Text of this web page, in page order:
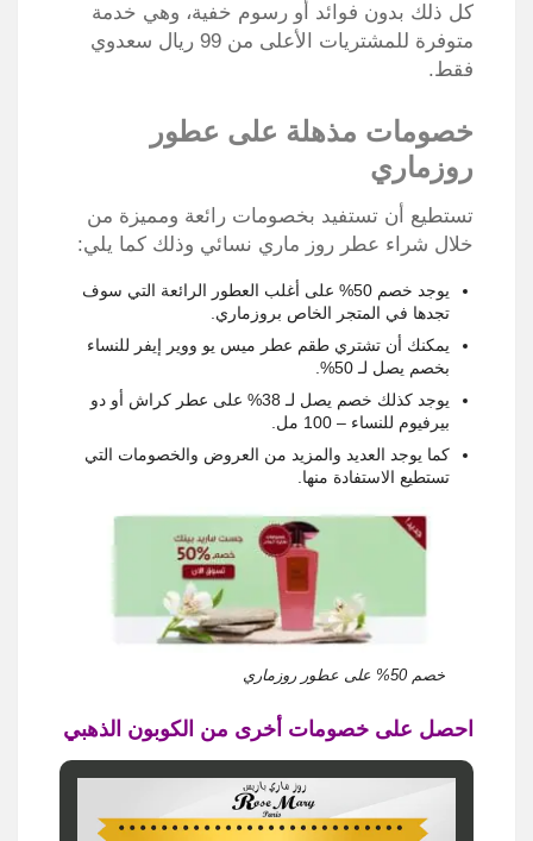
كل ذلك بدون فوائد أو رسوم خفية، وهي خدمة
متوفرة للمشتريات الأعلى من 99 ريال سعدوي
فقط.
خصومات مذهلة على عطور
روزماري
تستطيع أن تستفيد بخصومات رائعة ومميزة من
خلال شراء عطر روز ماري نسائي وذلك كما يلي:
يوجد خصم 50% على أغلب العطور الرائعة التي سوف
تجدها في المتجر الخاص بروزماري.
يمكنك أن تشتري طقم عطر ميس يو ووير إيفر للنساء
بخصم يصل لـ 50%.
يوجد كذلك خصم يصل لـ 38% على عطر كراش أو دو
بيرفيوم للنساء – 100 مل.
كما يوجد العديد والمزيد من العروض والخصومات التي
تستطيع الاستفادة منها.
خصم 50% على عطور روزماري
احصل على خصومات أخرى من الكوبون الذهبي